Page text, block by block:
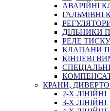
ЧЕРВ`ЯЧНІ
ПРУЖИННІ
НЕЙЛОНОВІ
ПРОРЕЗИНЕНІ
АВТОТОВАРИ
АВАРІЙНІ
ГАЛЬМІВНІ
ДІЛЬНИКИ
РЕЛЕ ТИСКУ
КЛАПАНИ
КІНЦЕВІ
КРАНИ,
2-Х ЛІНІЙНІ
3-Х ЛІНІЙНІ